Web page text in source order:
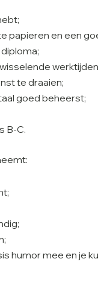
papieren en een
te draaien;
goed beheerst;
B-C.
humor mee en je